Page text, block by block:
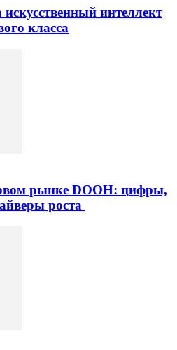
интеллект
класса
рынке DOOH: цифры,
роста